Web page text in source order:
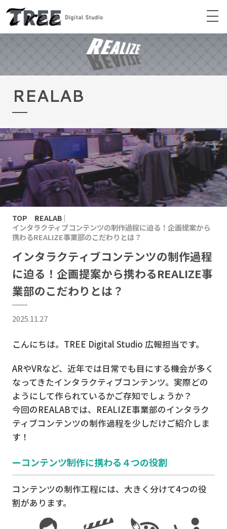
REALAB
TOP REALAB
インタラクティブコンテンツの制作過程に迫る！企画提案から
携わるREALIZE事業部のこだわりとは？
インタラクティブコンテンツの制作過程
に迫る！企画提案から携わるREALIZE事
業部のこだわりとは？
2025.11.27
こんにちは。TREE Digital Studio 広報担当です。
ARやVRなど、近年では日常でも目にする機会が多く
なってきたインタラクティブコンテンツ。実際どの
ようにして作られているかご存知でしょうか？
今回のREALABでは、REALIZE事業部のインタラク
ティブコンテンツの制作過程を少しだけご紹介しま
す！
ーコンテンツ制作に携わる４つの役割
コンテンツの制作工程には、大きく分けて4つの役
割があります。